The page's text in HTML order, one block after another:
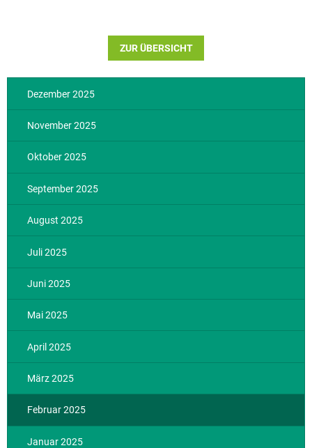
ZUR ÜBERSICHT
Dezember 2025
November 2025
Oktober 2025
September 2025
August 2025
Juli 2025
Juni 2025
Mai 2025
April 2025
März 2025
Februar 2025
Januar 2025